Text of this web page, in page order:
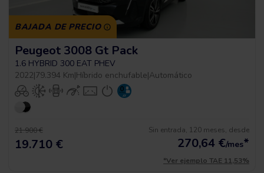
BAJADA DE PRECIO
Peugeot 3008 Gt Pack
1.6 HYBRID 300 EAT PHEV
2022|79.394 Km|Híbrido enchufable|Automático
21.900 €
19.710 €
Sin entrada, 120 meses, desde
270,64 €/mes*
*Ver ejemplo TAE 11,53%